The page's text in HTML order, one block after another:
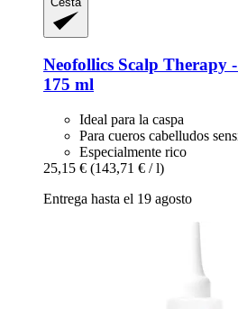
Neofollics Scalp Therapy
175 ml
Ideal para la caspa
Para cueros cabelludos
Especialmente rico
25,15 € (143,71 € / l)
Entrega hasta el 19 agosto